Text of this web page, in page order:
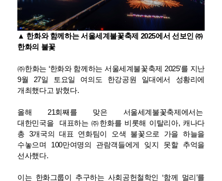
▲ 한화와 함께하는 서울세계불꽃축제 2025에서 선보인 ㈜
한화의 불꽃
㈜한화는 ‘한화와 함께하는 서울세계불꽃축제 2025’를 지난
9월 27일 토요일 여의도 한강공원 일대에서 성황리에
개최했다고 밝혔다.
올해 21회째를 맞은 서울세계불꽃축제에서는
대한민국을 대표하는 ㈜한화를 비롯해 이탈리아, 캐나다
총 3개국의 대표 연화팀이 오색 불꽃으로 가을 하늘을
수놓으며 100만여명의 관람객들에게 잊지 못할 추억을
선사했다.
이는 한화그룹이 추구하는 사회공헌철학인 ‘함께 멀리’를